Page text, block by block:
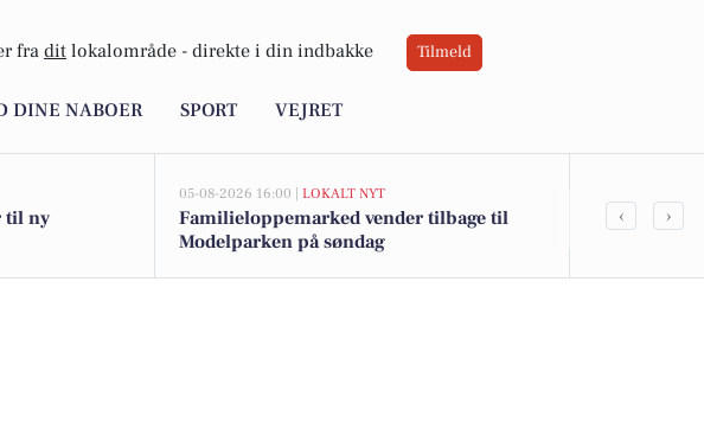
fra dit lokalområde - direkte i din indbakke Tilmeld
DINE NABOER SPORT VEJRET
til ny
05-08-2026 16:00 | LOKALT NYT
Familieloppemarked vender tilbage til
Modelparken på søndag
‹ ›